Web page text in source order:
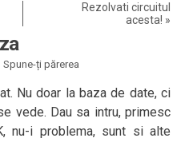
Rezolvati circuitul
acesta! »
Spune-ți părerea
Nu doar la baza de date, ci
vede. Dau sa intru, primesc
nu-i problema, sunt si alte